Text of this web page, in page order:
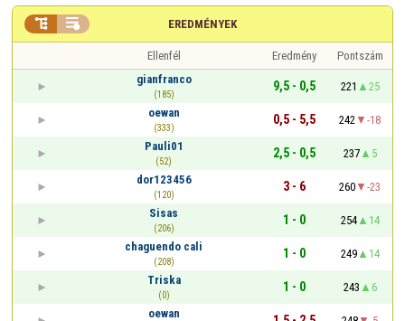
EREDMÉNYEK
 
Ellenfél Eredmény
Pontszám
gianfranco
(185)
9,5 - 0,5 221
25
oewan
(333)
0,5 - 5,5 242
-18
Pauli01
(52)
2,5 - 0,5 237
5
dor123456
(120)
3 - 6 260
-23
Sisas
(206)
1 - 0 254
14
chaguendo cali
(208)
1 - 0 249
14
Triska
(0)
1 - 0 243
6
oewan